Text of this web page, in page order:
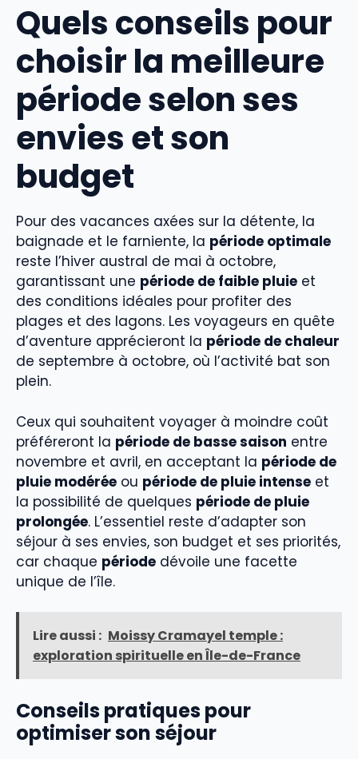
Quels conseils pour
choisir la meilleure
période selon ses
envies et son
budget
Pour des vacances axées sur la détente, la
baignade et le farniente, la période optimale
reste l’hiver austral de mai à octobre,
garantissant une période de faible pluie et
des conditions idéales pour profiter des
plages et des lagons. Les voyageurs en quête
d’aventure apprécieront la période de chaleur
de septembre à octobre, où l’activité bat son
plein.
Ceux qui souhaitent voyager à moindre coût
préféreront la période de basse saison entre
novembre et avril, en acceptant la période de
pluie modérée ou période de pluie intense et
la possibilité de quelques période de pluie
prolongée. L’essentiel reste d’adapter son
séjour à ses envies, son budget et ses priorités,
car chaque période dévoile une facette
unique de l’île.
Lire aussi : Moissy Cramayel temple :
exploration spirituelle en Île-de-France
Conseils pratiques pour
optimiser son séjour